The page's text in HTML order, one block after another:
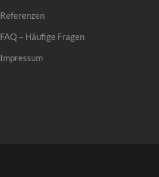
Referenzen
FAQ – Häufige Fragen
Impressum